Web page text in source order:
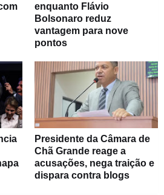
enquanto Flávio
Bolsonaro reduz
vantagem para nove
pontos
Presidente da Câmara de
Chã Grande reage a
acusações, nega traição e
dispara contra blogs